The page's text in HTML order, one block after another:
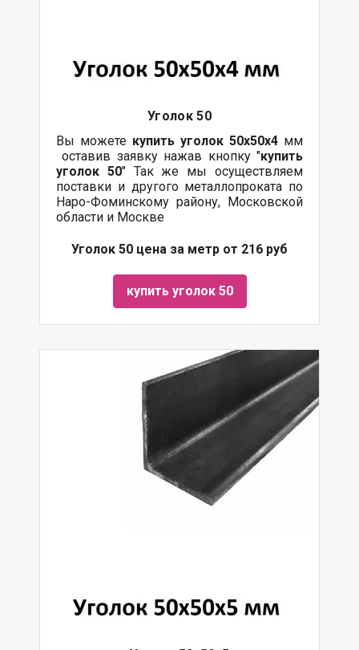
Уголок 50
Вы можете купить уголок 50х50х4 мм
оставив заявку нажав кнопку "купить
уголок 50" Так же мы осуществляем
поставки и другого металлопроката по
Наро-Фоминскому району, Московской
области и Москве
Уголок 50 цена за метр от 216 руб
купить уголок 50